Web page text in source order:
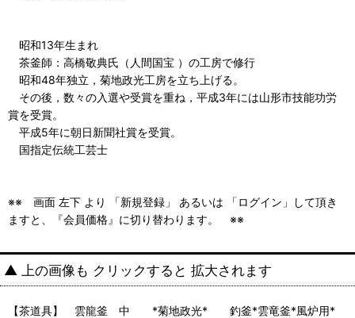
昭和13年生まれ
茶釜師：高橋敬典氏（人間国宝 ）の工房で修行
昭和48年独立，菊地政光工房を立ち上げる。
その後，数々の入選や受賞を重ね，平成3年には山形市技能功労
賞を受賞。
平成5年に朝日新聞社賞を受賞。
国指定伝統工芸士
※※ 画面 左下 より 「新規登録」 あるいは 「ログイン」して頂き
ますと、『会員価格』に切り替わります。 ※※
▲ 上の画像も クリックすると 拡大されます
【茶道具】 雲龍釜 中 *菊地政光* 釣釜*雲竜釜*風炉用*